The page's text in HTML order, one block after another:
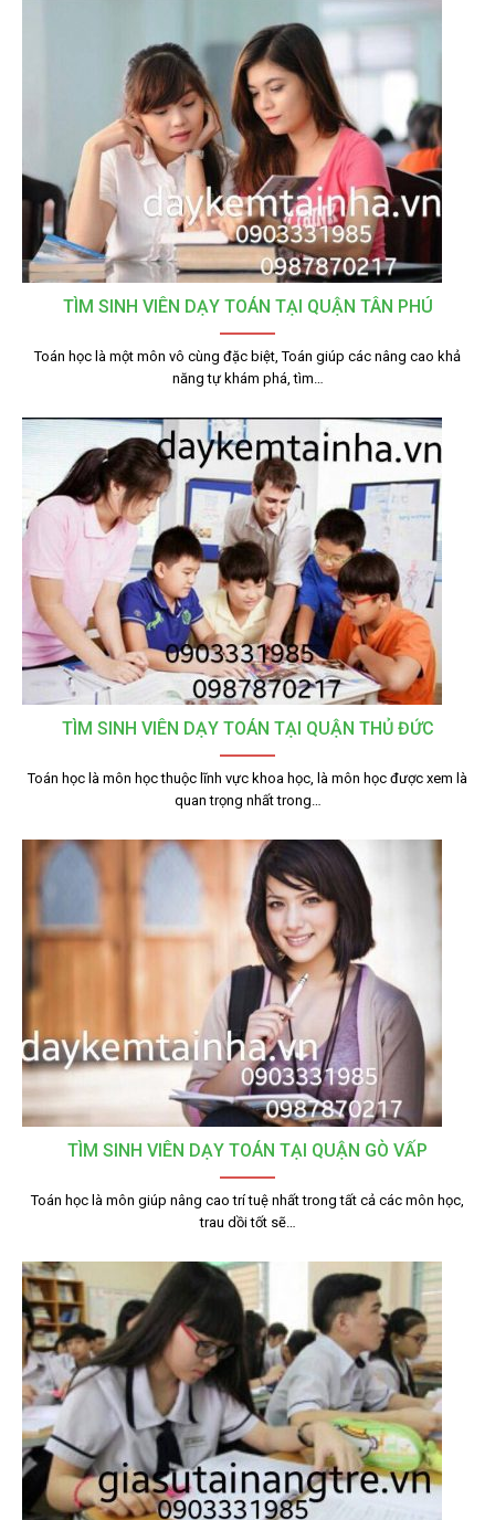
TÌM SINH VIÊN DẠY TOÁN TẠI QUẬN TÂN PHÚ
Toán học là một môn vô cùng đặc biệt, Toán giúp các nâng cao khả
năng tự khám phá, tìm…
TÌM SINH VIÊN DẠY TOÁN TẠI QUẬN THỦ ĐỨC
Toán học là môn học thuộc lĩnh vực khoa học, là môn học được xem là
quan trọng nhất trong…
TÌM SINH VIÊN DẠY TOÁN TẠI QUẬN GÒ VẤP
Toán học là môn giúp nâng cao trí tuệ nhất trong tất cả các môn học,
trau dồi tốt sẽ…